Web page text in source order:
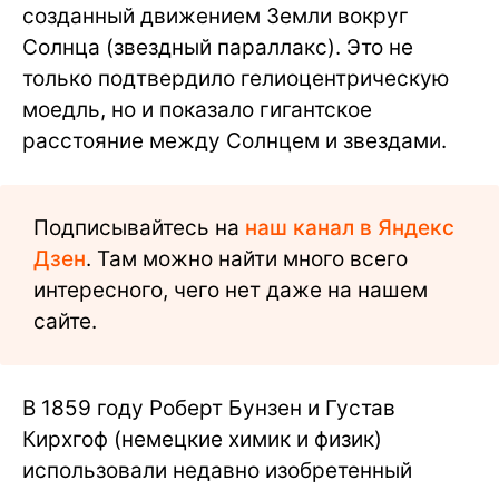
созданный движением Земли вокруг
Солнца (звездный параллакс). Это не
только подтвердило гелиоцентрическую
моедль, но и показало гигантское
расстояние между Солнцем и звездами.
Подписывайтесь на наш канал в Яндекс
Дзен. Там можно найти много всего
интересного, чего нет даже на нашем
сайте.
В 1859 году Роберт Бунзен и Густав
Кирхгоф (немецкие химик и физик)
использовали недавно изобретенный